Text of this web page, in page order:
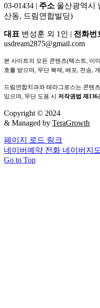
03-01434 | 주소 울산광역시
산동, 드림연합빌딩)
대표 변성훈 외 1인 | 전화번
usdream2875@gmail.com
본 사이트의 모든 콘텐츠(텍스트, 이
호를 받으며, 무단 복제, 배포, 전송,
드림연합치과와 테라그로스는 콘텐
있으며, 무단 도용 시 저작권법 제136
Copyright © 2024
& Managed by TeraGrowth
페이지 로드 링크
네이버예약 전화 네이버지도
Go to Top